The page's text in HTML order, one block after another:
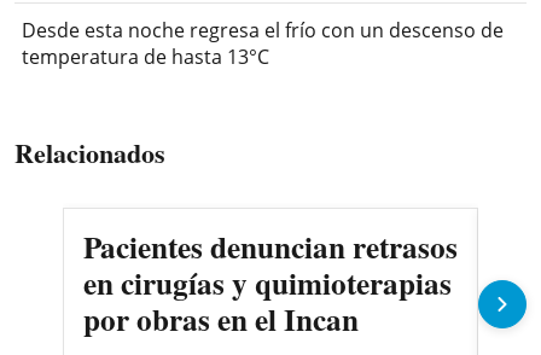
Desde esta noche regresa el frío con un descenso de
temperatura de hasta 13°C
Relacionados
Pacientes denuncian retrasos
en cirugías y quimioterapias
por obras en el Incan